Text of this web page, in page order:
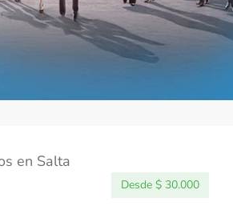
en Salta
Desde $ 30.000